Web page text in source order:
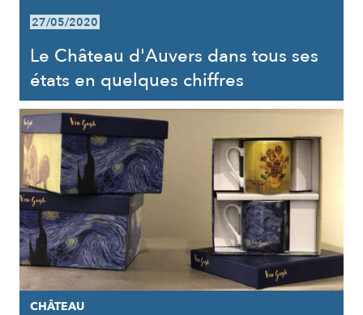
27/05/2020
Le Château d'Auvers dans tous ses
états en quelques chiffres
CHÂTEAU